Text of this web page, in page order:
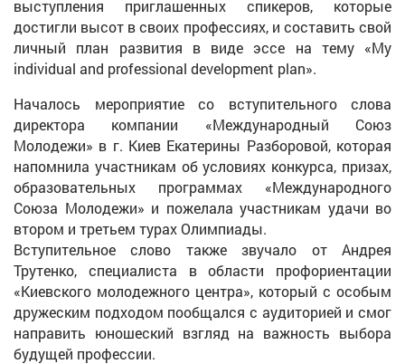
выступления приглашенных спикеров, которые
достигли высот в своих профессиях, и составить свой
личный план развития в виде эссе на тему «My
individual and professional development plan».
Началось мероприятие со вступительного слова
директора компании «Международный Союз
Молодежи» в г. Киев Екатерины Разборовой, которая
напомнила участникам об условиях конкурса, призах,
образовательных программах «Международного
Союза Молодежи» и пожелала участникам удачи во
втором и третьем турах Олимпиады.
Вступительное слово также звучало от Андрея
Трутенко, специалиста в области профориентации
«Киевского молодежного центра», который с особым
дружеским подходом пообщался с аудиторией и смог
направить юношеский взгляд на важность выбора
будущей профессии.